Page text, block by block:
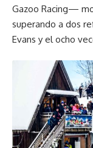
Gazoo Racing—
superando a dos
Evans y el ocho